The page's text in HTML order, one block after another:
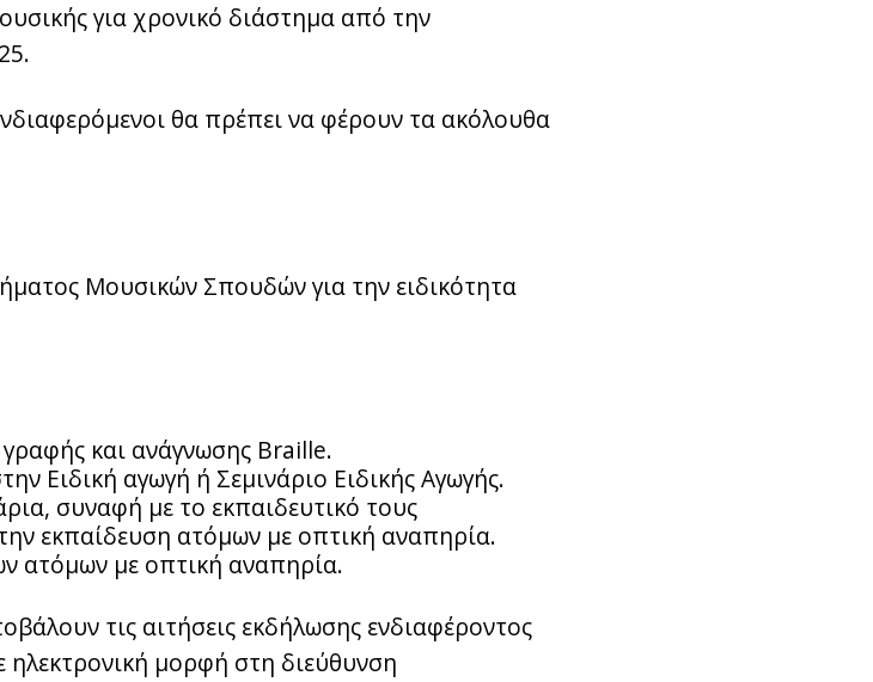
για χρονικό διάστημα από την
θα πρέπει να φέρουν τα ακόλουθα
Μουσικών Σπουδών για την ειδικότητα
και ανάγνωσης Braille.
Ειδική αγωγή ή Σεμινάριο Ειδικής Αγωγής.
συναφή με το εκπαιδευτικό τους
την εκπαίδευση ατόμων με οπτική αναπηρία.
ατόμων με οπτική αναπηρία.
τις αιτήσεις εκδήλωσης ενδιαφέροντος
μορφή στη διεύθυνση